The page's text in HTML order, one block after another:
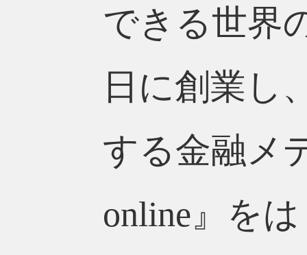
できる世界
日に創業し
する金融メ
online』を